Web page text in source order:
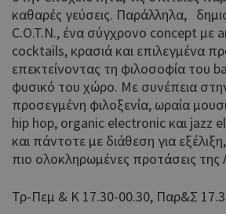
καθαρές γεύσεις. Παράλληλα,
C.O.T.N., ένα σύγχρονο concept με
cocktails, κρασιά και επιλεγμένα
επεκτείνοντας τη φιλοσοφία του
φυσικό του χώρο. Με συνέπεια
προσεγμένη φιλοξενία, ωραία
hip hop, organic electronic και jazz
και πάντοτε με διάθεση για
πιο ολοκληρωμένες προτάσεις της
Τρ-Πεμ & Κ 17.30-00.30, Παρ&Σ